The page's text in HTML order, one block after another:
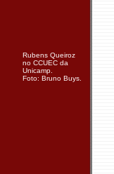
Rubens Queiroz
no CCUEC da
Unicamp.
Foto: Bruno Buys.